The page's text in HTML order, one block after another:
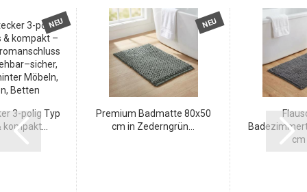
NEU
3-polig Typ
NEU
Premium Badmatte 80x50
cm in Zederngrün...
cm